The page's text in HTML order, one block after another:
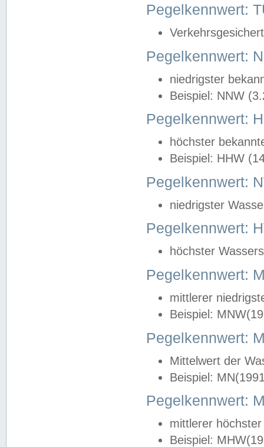
Pegelkennwert:
Pegelkennwert:
niedrigster
Beispiel: NNW
Pegelkennwert:
höchster
Beispiel: HHW
Pegelkennwert:
niedrigster
Pegelkennwert:
höchster
Pegelkennwert:
mittlerer
Beispiel:
Pegelkennwert:
Mittelwert der
Beispiel:
Pegelkennwert:
mittlerer
Beispiel: